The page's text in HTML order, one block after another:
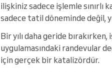
ilişkiniz sadece işlemle
sadece tatil döneminde değil,
Bir yılı daha geride
uygulamasındaki randevular
için gerçek bir katalizördür.